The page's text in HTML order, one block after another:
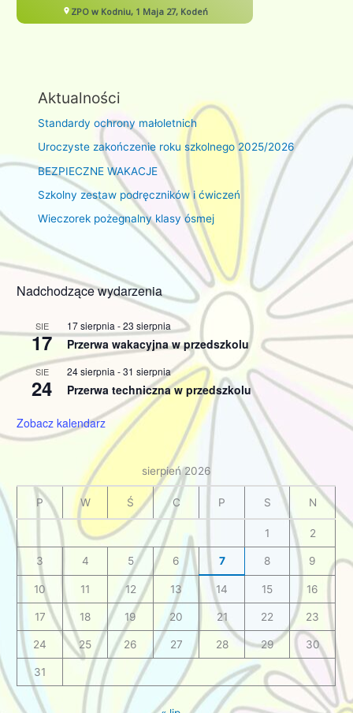
Aktualności
Standardy ochrony małoletnich
Uroczyste zakończenie roku szkolnego 2025/2026
BEZPIECZNE WAKACJE
Szkolny zestaw podręczników i ćwiczeń
Wieczorek pożegnalny klasy ósmej
Nadchodzące wydarzenia
SIE
17
17 sierpnia -23 sierpnia
Przerwa wakacyjna w przedszkolu
SIE
24
24 sierpnia -31 sierpnia
Przerwa techniczna w przedszkolu
Zobacz kalendarz
sierpień 2026
P W Ś C P S N
1 2
3 4 5 6 7 8 9
10 11 12 13 14 15 16
17 18 19 20 21 22 23
24 25 26 27 28 29 30
31